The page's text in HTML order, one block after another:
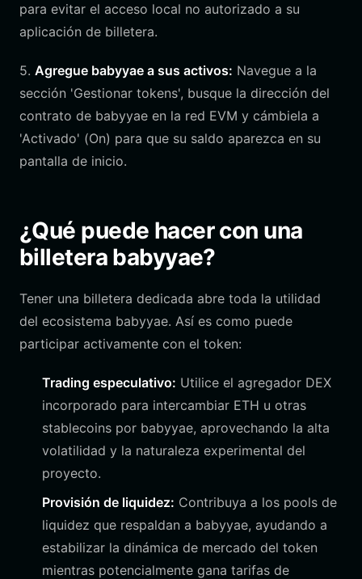
para evitar el acceso local no autorizado a su
aplicación de billetera.
5. Agregue babyyae a sus activos: Navegue a la
sección 'Gestionar tokens', busque la dirección del
contrato de babyyae en la red EVM y cámbiela a
'Activado' (On) para que su saldo aparezca en su
pantalla de inicio.
¿Qué puede hacer con una
billetera babyyae?
Tener una billetera dedicada abre toda la utilidad
del ecosistema babyyae. Así es como puede
participar activamente con el token:
Trading especulativo: Utilice el agregador DEX
incorporado para intercambiar ETH u otras
stablecoins por babyyae, aprovechando la alta
volatilidad y la naturaleza experimental del
proyecto.
Provisión de liquidez: Contribuya a los pools de
liquidez que respaldan a babyyae, ayudando a
estabilizar la dinámica de mercado del token
mientras potencialmente gana tarifas de